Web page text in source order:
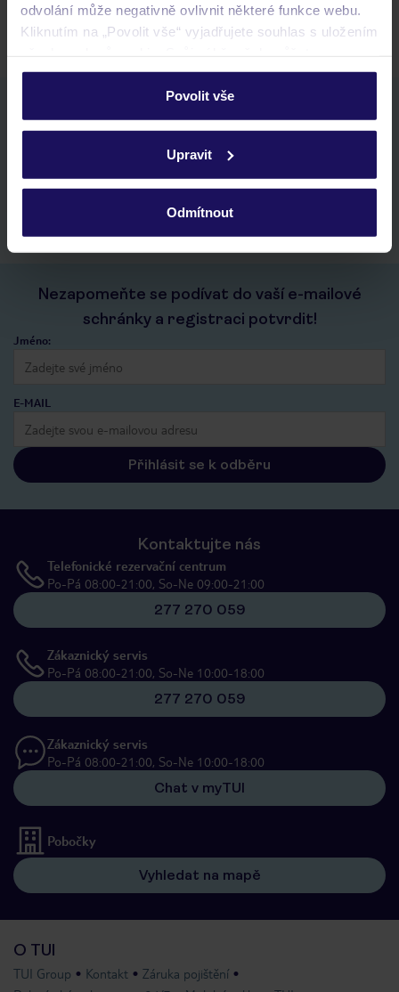
odvolání může negativně ovlivnit některé funkce webu.
Kliknutím na „Povolit vše“ vyjadřujete souhlas s uložením
personalizovat v sekci „Personalizace“.
Podrobné informace o souborech cookie naleznete v
ochrany osobních údajů.
Povolit vše
Upravit
Odmítnout
rychlé vyhledávání a prohlížení nabídek
seznam oblíbených nabídek a možnost jejich sdílení
Nezapomeňte se podívat do vaší e-mailové
schránky a registraci potvrdit!
Jméno:
E-MAIL
Přihlásit se k odběru
Kontaktujte nás
Telefonické rezervační centrum
Po-Pá 08:00-21:00, So-Ne 09:00-21:00
277 270 059
Zákaznický servis
Po-Pá 08:00-21:00, So-Ne 10:00-18:00
277 270 059
Zákaznický servis
Po-Pá 08:00-21:00, So-Ne 10:00-18:00
Chat v myTUI
Pobočky
Vyhledat na mapě
O TUI
TUI Group Kontakt
Záruka pojištění